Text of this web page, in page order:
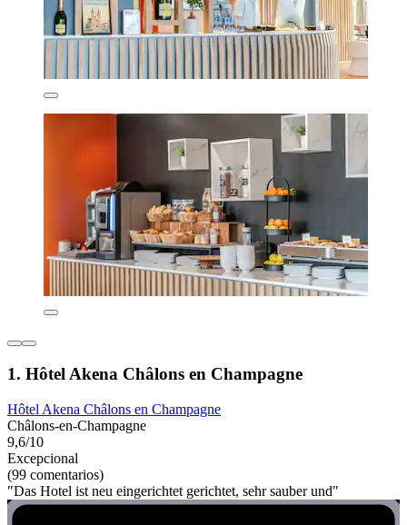
1. Hôtel Akena Châlons en Champagne
Hôtel Akena Châlons en Champagne
Châlons-en-Champagne
9,6/10
Excepcional
(99 comentarios)
"Das Hotel ist neu eingerichtet gerichtet, sehr sauber und"